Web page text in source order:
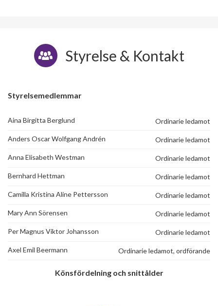
Styrelse & Kontakt
Styrelsemedlemmar
Aina Birgitta Berglund Ordinarie ledamot
Anders Oscar Wolfgang Andrén Ordinarie ledamot
Anna Elisabeth Westman Ordinarie ledamot
Bernhard Hettman Ordinarie ledamot
Camilla Kristina Aline Pettersson Ordinarie ledamot
Mary Ann Sörensen Ordinarie ledamot
Per Magnus Viktor Johansson Ordinarie ledamot
Axel Emil Beermann Ordinarie ledamot, ordförande
Könsfördelning och snittålder